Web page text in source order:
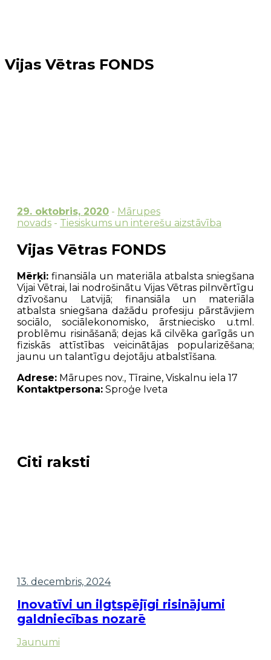
Vijas Vētras FONDS
29. oktobris, 2020 - Mārupes
novads - Tiesiskums un interešu aizstāvība
Vijas Vētras FONDS
Mērķi: finansiāla un materiāla atbalsta sniegšana
Vijai Vētrai, lai nodrošinātu Vijas Vētras pilnvērtīgu
dzīvošanu Latvijā; finansiāla un materiāla
atbalsta sniegšana dažādu profesiju pārstāvjiem
sociālo, sociālekonomisko, ārstniecisko u.tml.
problēmu risināšanā; dejas kā cilvēka garīgās un
fiziskās attīstības veicinātājas popularizēšana;
jaunu un talantīgu dejotāju atbalstīšana.
Adrese: Mārupes nov., Tīraine, Viskalnu iela 17
Kontaktpersona: Sproģe Iveta
Citi raksti
13. decembris, 2024
Inovatīvi un ilgtspējīgi risinājumi
galdniecības nozarē
Jaunumi